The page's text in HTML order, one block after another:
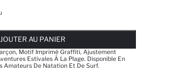
AU PANIER
Motif Imprimé Graffiti, Ajustement
Estivales À La Plage. Disponible En
Amateurs De Natation Et De Surf.